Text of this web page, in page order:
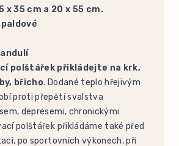
x 35 cm a 20 x 55 cm.
polštářek přikládejte na krk,
břicho. Dodané teplo hřejivým
proti přepětí svalstva
depresemi, chronickými
polštářek přikládáme také před
po sportovních výkonech, při